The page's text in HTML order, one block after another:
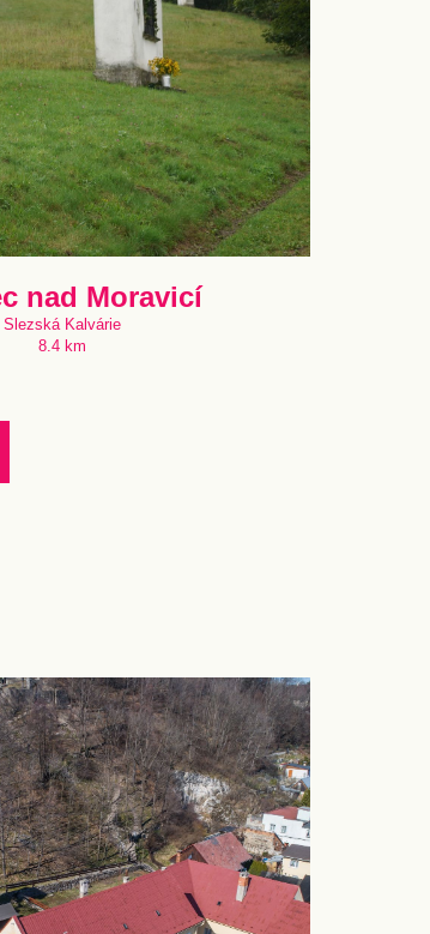
nad Moravicí
Slezská Kalvárie
8.4 km